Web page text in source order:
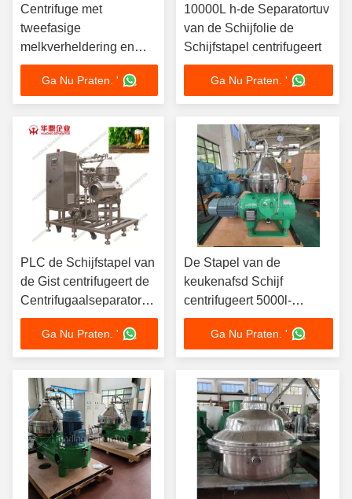
Centrifuge met
tweefasige
melkverheldering en
driefasige ontvettende
schijfstapel
Ga Nu Praten. '
10000L h-de Separatortuv
van de Schijfolie de
Schijfstapel centrifugeert
Ga Nu Praten. '
PLC de Schijfstapel van
de Gist centrifugeert de
Centrifugaalseparator
Bostelwort
Ga Nu Praten. '
De Stapel van de
keukenafsd Schijf
centrifugeert 5000l-
Algenseparator
Ga Nu Praten. '